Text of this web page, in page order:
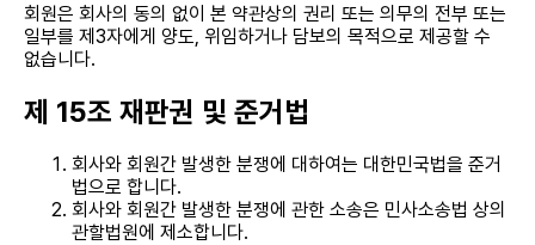
회원은 회사의 동의 없이 본 약관상의 권리 또는 의무의 전부 또는
일부를 제3자에게 양도, 위임하거나 담보의 목적으로 제공할 수
없습니다.
제 15조 재판권 및 준거법
회사와 회원간 발생한 분쟁에 대하여는 대한민국법을 준거
법으로 합니다.
회사와 회원간 발생한 분쟁에 관한 소송은 민사소송법 상의
관할법원에 제소합니다.